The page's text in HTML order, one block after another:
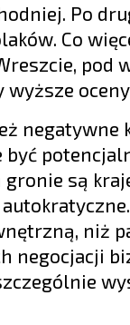
Po
Co
wyższe
negatywne
być
są
niż
negocjacji